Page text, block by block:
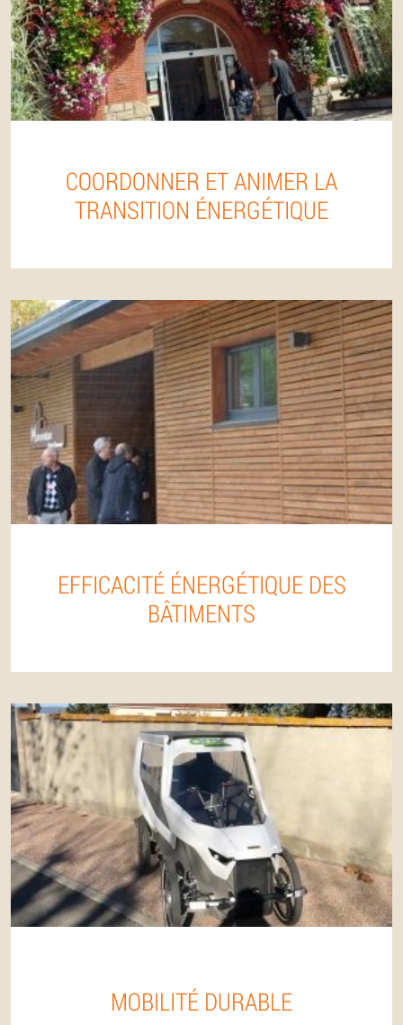
COORDONNER ET ANIMER LA
TRANSITION ÉNERGÉTIQUE
EFFICACITÉ ÉNERGÉTIQUE DES
BÂTIMENTS
MOBILITÉ DURABLE